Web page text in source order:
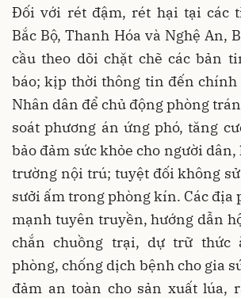
Đối với rét đậm, rét hại tại các
Bắc Bộ, Thanh Hóa và Nghệ An,
cầu theo dõi chặt chẽ các bản
báo; kịp thời thông tin đến chính
Nhân dân để chủ động phòng
soát phương án ứng phó, tăng
bảo đảm sức khỏe cho người
trường nội trú; tuyệt đối không
sưởi ấm trong phòng kín. Các địa
mạnh tuyên truyền, hướng dẫn
chắn chuồng trại, dự trữ thức
phòng, chống dịch bệnh cho gia
đảm an toàn cho sản xuất lúa,